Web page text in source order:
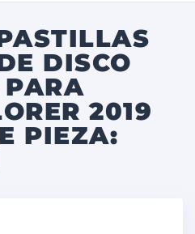
DISCO
PARA
2019
PIEZA: